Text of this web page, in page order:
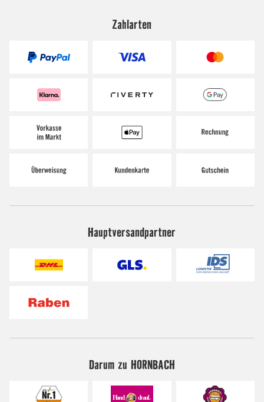
Zahlarten
Hauptversandpartner
Darum zu HORNBACH